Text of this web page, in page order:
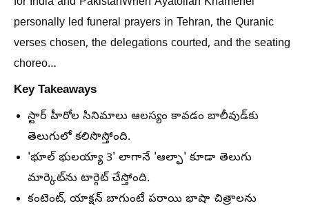
personally led funeral prayers in Tehran, the Quranic
verses chosen, the delegations courted, and the seating
choreo…
Key Takeaways
స్టార్ హీరోల సినిమాలు ఆలస్యం కావడం బాలీవుడ్‌కు
తెలుగులో కలిసొస్తోంది.
'భూల్ భులయ్యా 3' లాగానే 'ఆల్ఫా' కూడా తెలుగు
మార్కెట్‌ను టార్గెట్ చేస్తోంది.
కంటెంట్, యాక్షన్ బాగుంటే పరాయి భాషా చిత్రాలను